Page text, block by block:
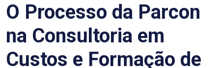
O Processo da Parcon
na Consultoria em
Custos e Formação de